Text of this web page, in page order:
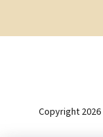
Copyright 2026